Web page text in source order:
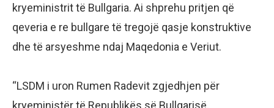
kryeministrit të Bullgaria. Ai shprehu pritjen që
qeveria e re bullgare të tregojë qasje konstruktive
dhe të arsyeshme ndaj Maqedonia e Veriut.
“LSDM i uron Rumen Radevit zgjedhjen për
kryeministër të Republikës së Bullgarisë.